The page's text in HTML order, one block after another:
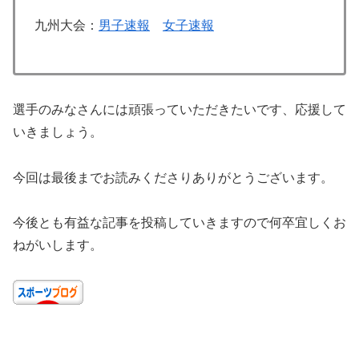
九州大会： 男子速報 女子速報
選手のみなさんには頑張っていただきたいです、応援して
いきましょう。
今回は最後までお読みくださりありがとうございます。
今後とも有益な記事を投稿していきますので何卒宜しくお
ねがいします。